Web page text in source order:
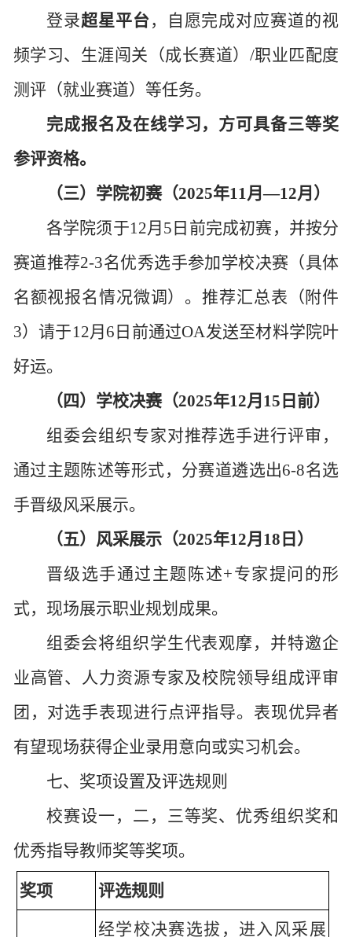
登录超星平台，自愿完成对应赛道的视
频学习、生涯闯关（成长赛道） /职业匹配度
测评（就业赛道）等任务。
完成报名及在线学习，方可具备三等奖
参评资格。
（三）学院初赛（2025年11月—12月）
各学院须于12月5日前完成初赛，并按分
赛道推荐2-3名优秀选手参加学校决赛（具体
名额视报名情况微调）。推荐汇总表（附件
3）请于12月6日前通过OA发送至材料学院叶
好运。
（四）学校决赛（2025年12月15日前）
组委会组织专家对推荐选手进行评审，
通过主题陈述等形式，分赛道遴选出6-8名选
手晋级风采展示。
（五）风采展示（2025年12月18日）
晋级选手通过 主题陈述+专家提问 的形
式，现场展示职业规划成果。
组委会将组织学生代表观摩，并特邀企
业高管、人力资源专家及校院领导组成评审
团 ，对选手表现进行点评指导。表现优异者
有望现场获得企业录用意向或实习机会。
七、奖项设置及评选规则
校赛设一，二，三等奖、优秀组织奖和
优秀指导教师奖等奖项。
奖项 评选规则
经学校决赛选拔，进入风采展